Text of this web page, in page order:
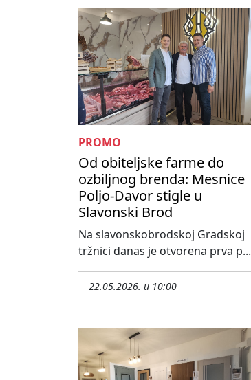
PROMO
Od obiteljske farme do
ozbiljnog brenda: Mesnice
Poljo-Davor stigle u
Slavonski Brod
Na slavonskobrodskoj Gradskoj
tržnici danas je otvorena prva p...
22.05.2026. u 10:00